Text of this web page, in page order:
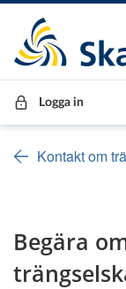
Till innehåll
Till navigationen
Till chattrobot
Logga in
Kontakt om
Begära